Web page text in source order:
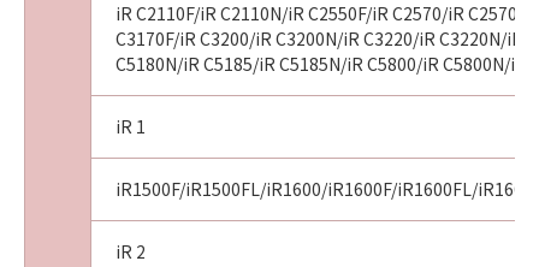
iR C2110F/iR C2110N/iR C2550F/iR C2570/iR
C3170F/iR C3200/iR C3200N/iR C3220/iR C3220N/iR
C5180N/iR C5185/iR C5185N/iR C5800/iR C5800N/
iR 1
iR1500F/iR1500FL/iR1600/iR1600F/iR1600FL/
iR 2